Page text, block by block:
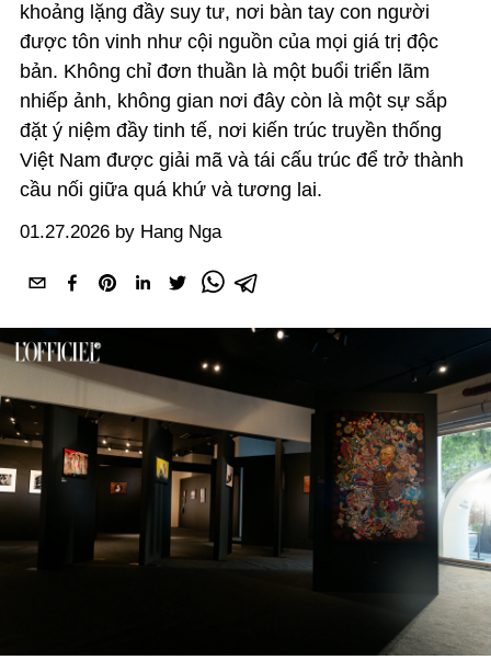
khoảng lặng đầy suy tư, nơi bàn tay con người
được tôn vinh như cội nguồn của mọi giá trị độc
bản. Không chỉ đơn thuần là một buổi triển lãm
nhiếp ảnh, không gian nơi đây còn là một sự sắp
đặt ý niệm đầy tinh tế, nơi kiến trúc truyền thống
Việt Nam được giải mã và tái cấu trúc để trở thành
cầu nối giữa quá khứ và tương lai.
01.27.2026 by Hang Nga